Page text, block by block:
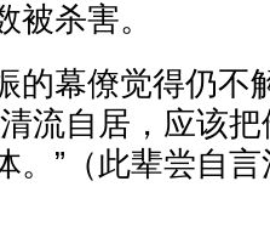
被杀害。
的幕僚觉得仍不
流自居，应该
。”（此辈尝自